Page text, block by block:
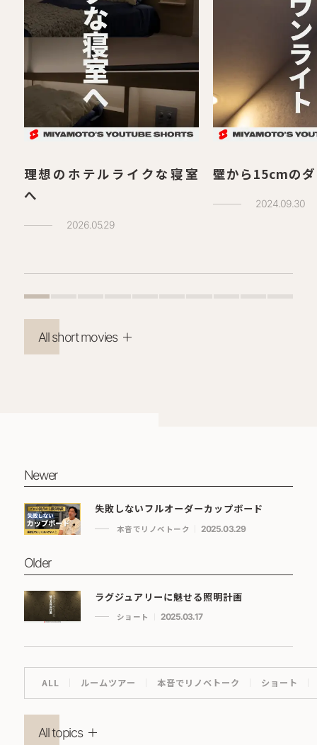
理想のホテルライクな寝室
へ
2026.05.29
壁から15cmの
2024.09.30
All short movies
Newer
失敗しないフルオーダーカップボード
本音でリノベトーク 2025.03.29
Older
ラグジュアリーに魅せる照明計画
ショート 2025.03.17
ALL ルームツアー 本音でリノベトーク ショート
All topics